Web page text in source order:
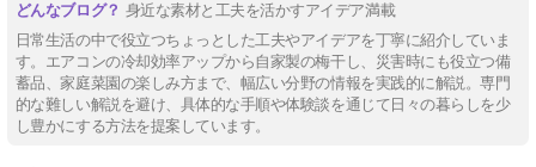
身近な素材と工夫を活かすアイデア満載
日常生活の中で役立つちょっとした工夫やアイデアを丁寧に紹介していま
す。エアコンの冷却効率アップから自家製の梅干し、災害時にも役立つ備
蓄品、家庭菜園の楽しみ方まで、幅広い分野の情報を実践的に解説。専門
的な難しい解説を避け、具体的な手順や体験談を通じて日々の暮らしを少
し豊かにする方法を提案しています。